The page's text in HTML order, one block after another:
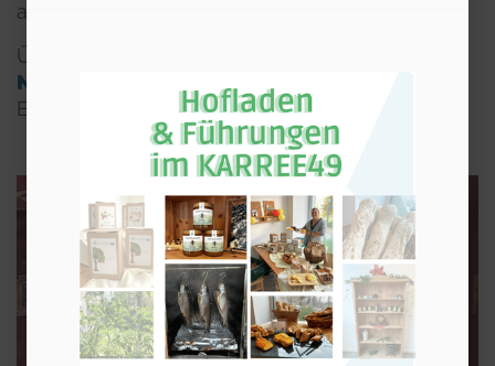
auf Ihren Besuch.
Über
Newsletter
verpassen Sie nichts von unserer
Entwicklung.